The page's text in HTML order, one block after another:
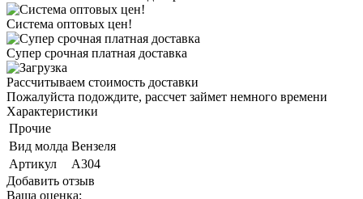
Система оптовых цен!
Супер срочная платная доставка
Рассчитываем стоимость доставки
Пожалуйста подождите, рассчет займет немного времени
Характеристики
Прочие
Вид молда Вензеля
Артикул
А304
Добавить отзыв
Ваша оценка: